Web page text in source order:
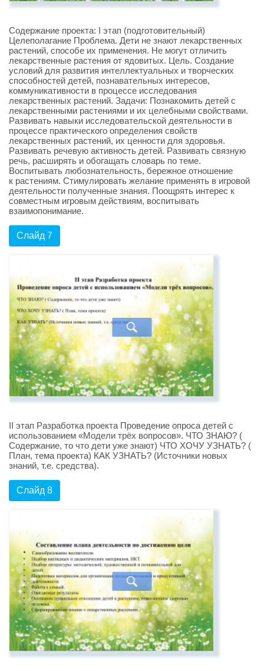
Содержание проекта: I этап (подготовительный)
Целеполагание Проблема. Дети не знают лекарственных
растений, способе их применения. Не могут отличить
лекарственные растения от ядовитых. Цель. Создание
условий для развития интеллектуальных и творческих
способностей детей, познавательных интересов,
коммуникативности в процессе исследования
лекарственных растений. Задачи: Познакомить детей с
лекарственными растениями и их целебными свойствами.
Развивать навыки исследовательской деятельности в
процессе практического определения свойств
лекарственных растений, их ценности для здоровья.
Развивать речевую активность детей. Развивать связную
речь, расширять и обогащать словарь по теме.
Воспитывать любознательность, бережное отношение
к растениям. Стимулировать желание применять в игровой
деятельности полученные знания. Поощрять интерес к
совместным игровым действиям, воспитывать
взаимопонимание.
Слайд 7
II этап Разработка проекта Проведение опроса детей с
использованием «Модели трёх вопросов». ЧТО ЗНАЮ? (
Содержание, то что дети уже знают) ЧТО ХОЧУ УЗНАТЬ? (
План, тема проекта) КАК УЗНАТЬ? (Источники новых
знаний, т.е. средства).
Слайд 8